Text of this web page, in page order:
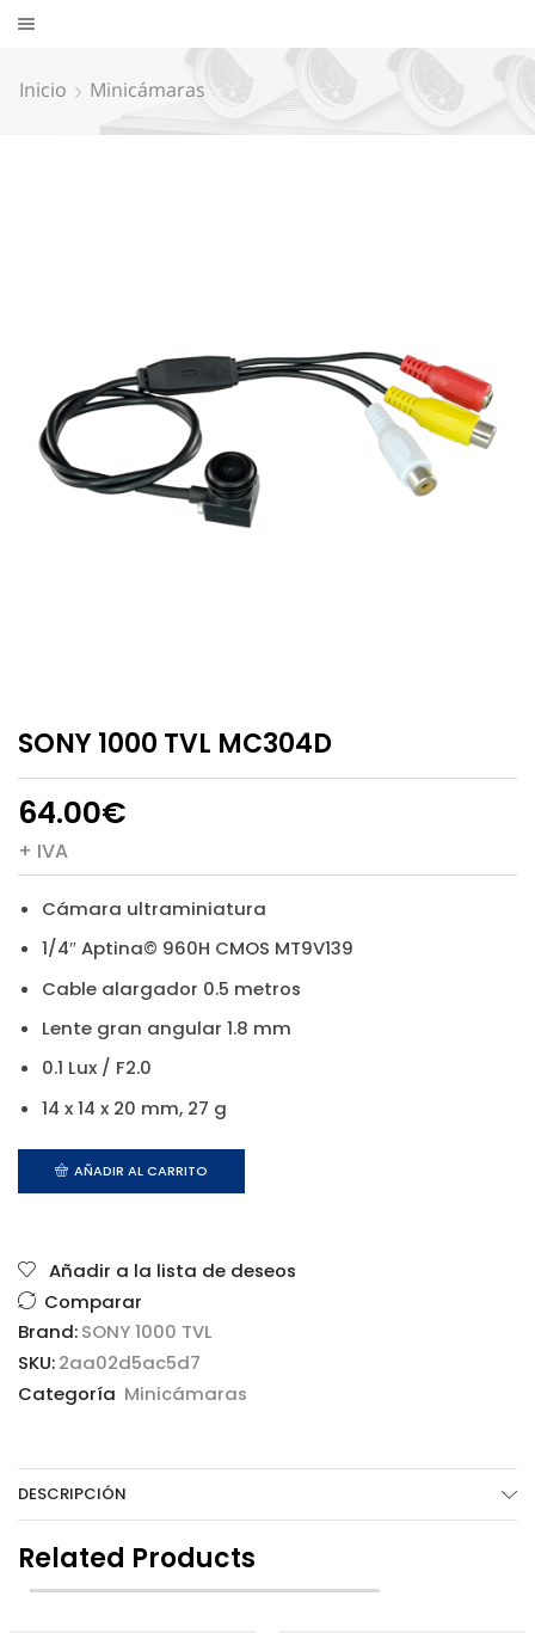
Inicio Minicámaras
SONY 1000 TVL MC304D
64.00€
+ IVA
Cámara ultraminiatura
1/4″ Aptina© 960H CMOS MT9V139
Cable alargador 0.5 metros
Lente gran angular 1.8 mm
0.1 Lux / F2.0
14 x 14 x 20 mm, 27 g
AÑADIR AL CARRITO
Añadir a la lista de deseos
Comparar
Brand:SONY 1000 TVL
SKU:2aa02d5ac5d7
Categoría Minicámaras
DESCRIPCIÓN
Related Products